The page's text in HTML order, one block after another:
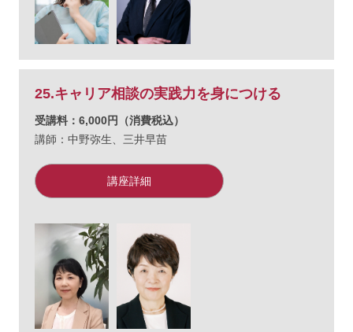
25.キャリア相談の実践力を身につける
受講料：6,000円（消費税込）
講師： 中野弥生、 三井早苗
講座詳細